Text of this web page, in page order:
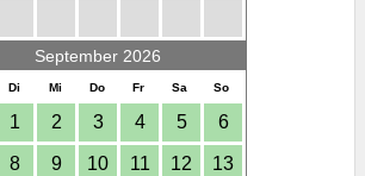
September 2026
Di Mi Do Fr Sa So
1 2 3 4 5 6
8 9 10 11 12 13